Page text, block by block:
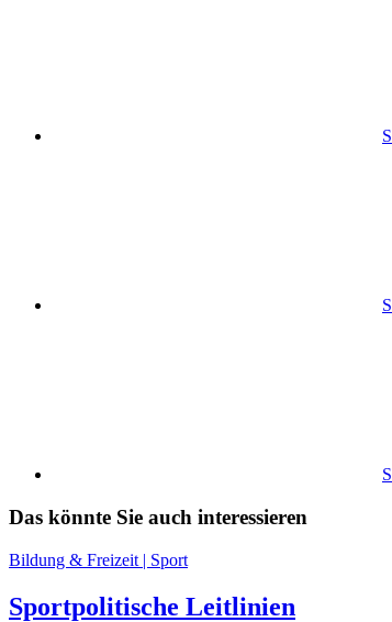
Das könnte Sie auch interessieren
Bildung & Freizeit | Sport
Sportpolitische Leitlinien